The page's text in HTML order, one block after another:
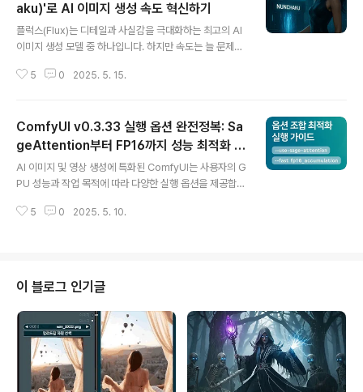
aku)'로 AI 이미지 생성 속도 혁신하기
플럭스(Flux)는 디테일과 사실감을 극대화하는 최고의 AI
이미지 생성 모델 중 하나입니다. 하지만 속도는 늘 문제였
b에서 개발한 이 기술은 기존 플럭스보다 최대 5배 빠른
과 함께 사용하는 법을 알려드립니다. 특히 낮은 사양의 G
PU 사용자도 충분히 실전 투입이 가능하다는 것이 핵심입
니다.1. Nunchaku란?개발: MIT Han Lab형태: 고속 추
론 엔진 (ComfyUI 통합 버전 제공)기술: SVDQuant 기
an-lab/Comfy..
5 0 2025. 5. 15.
ComfyUI v0.3.33 실행 옵션 완전정복: Sa
geAttention부터 FP16까지 성능 최적화 방
법
AI 이미지 및 영상 생성에 특화된 ComfyUI는 사용자의 G
PU 성능과 작업 목적에 따라 다양한 실행 옵션을 제공합니
영상 생성 작업에서는 실행 환경 설정이 결과물에 직접적
했습니다.🔧 ComfyUI 실행 시 주요 옵션 설명 및 실전 활
용 팁1. --use-sage-attention기능: 메모리 효율적인 a
ttention 방식으로, 고해상도 작업에서 VRAM을 아끼고
처리 속도를 빠르게 함.활용 팁:WAN2.1 및 FramePack
과 같은 멀티프레임 기반 영상 생성 워크..
5 0 2025. 5. 10.
이 블로그 인기글